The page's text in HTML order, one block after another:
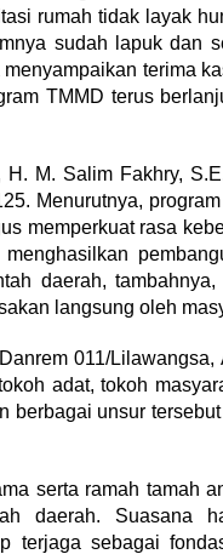
rumah tidak layak
sudah lapuk dan
terima
TMMD terus
M. Salim Fakhry,
Menurutnya,
memperkuat rasa
daerah,
langsung oleh
011/
adat, tokoh
berbagai unsur
serta ramah tamah
daerah. Suasana
terjaga sebagai